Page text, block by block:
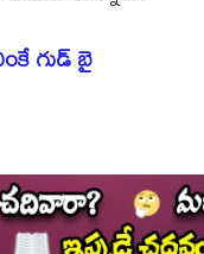
గుడ్ బై